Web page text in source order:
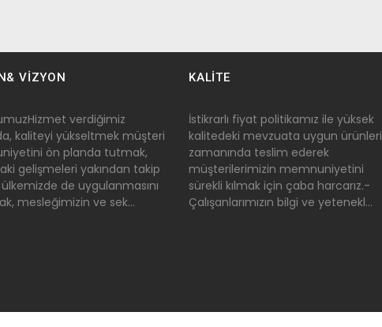
VİZYON
verdiğimiz
kaliteyi yükseltmek müşteri
ön planda tutmak,
gelişmeleri yakından takip
de uygulanmasını
mesleğimizin ve sek...
KALİTE
İstikrarlı fiyat politikamız ile yüksek
kalitedeki mevzuata uygun ürünleri
zamanında teslim ederek
müşterilerimizin memnuniyetini
sürekli kılmak için çaba harcarız.-
Çalışanlarımızın bilgi ve yetenekl...